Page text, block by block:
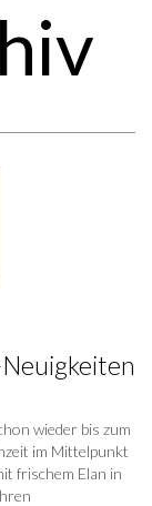
wieder bis zum
im Mittelpunkt
frischem Elan in